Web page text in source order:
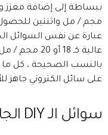
عبارة عن نفس السوائل
عالية كـ 18
بالنسب الصحيحة ، كل
على سائل الكتروني جاهز
سوائل الـ DIY الجاهزة للاستخدام